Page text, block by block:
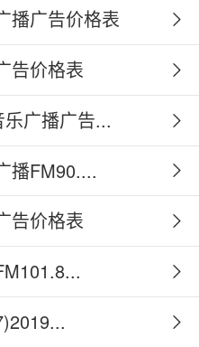
播广告价格表
告价格表
广播广告...
播FM90....
告价格表